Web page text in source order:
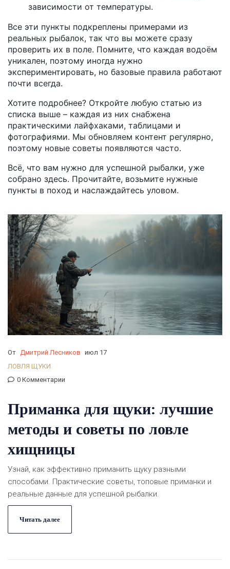
зависимости от температуры.
Все эти пункты подкреплены примерами из
реальных рыбалок, так что вы можете сразу
проверить их в поле. Помните, что каждая водоём
уникален, поэтому иногда нужно
экспериментировать, но базовые правила работают
почти всегда.
Хотите подробнее? Откройте любую статью из
списка выше – каждая из них снабжена
практическими лайфхаками, таблицами и
фотографиями. Мы обновляем контент регулярно,
поэтому новые советы появляются часто.
Всё, что вам нужно для успешной рыбалки, уже
собрано здесь. Прочитайте, возьмите нужные
пункты в поход и наслаждайтесь уловом.
От Дмитрий Лесников июл 17
ЛОВЛЯ ЩУКИ
0 Комментарии
Приманка для щуки: лучшие
методы и советы по ловле
хищницы
Узнай, как эффективно приманить щуку разными
способами. Практические советы, топовые приманки и
реальные данные для успешной рыбалки.
Читать далее